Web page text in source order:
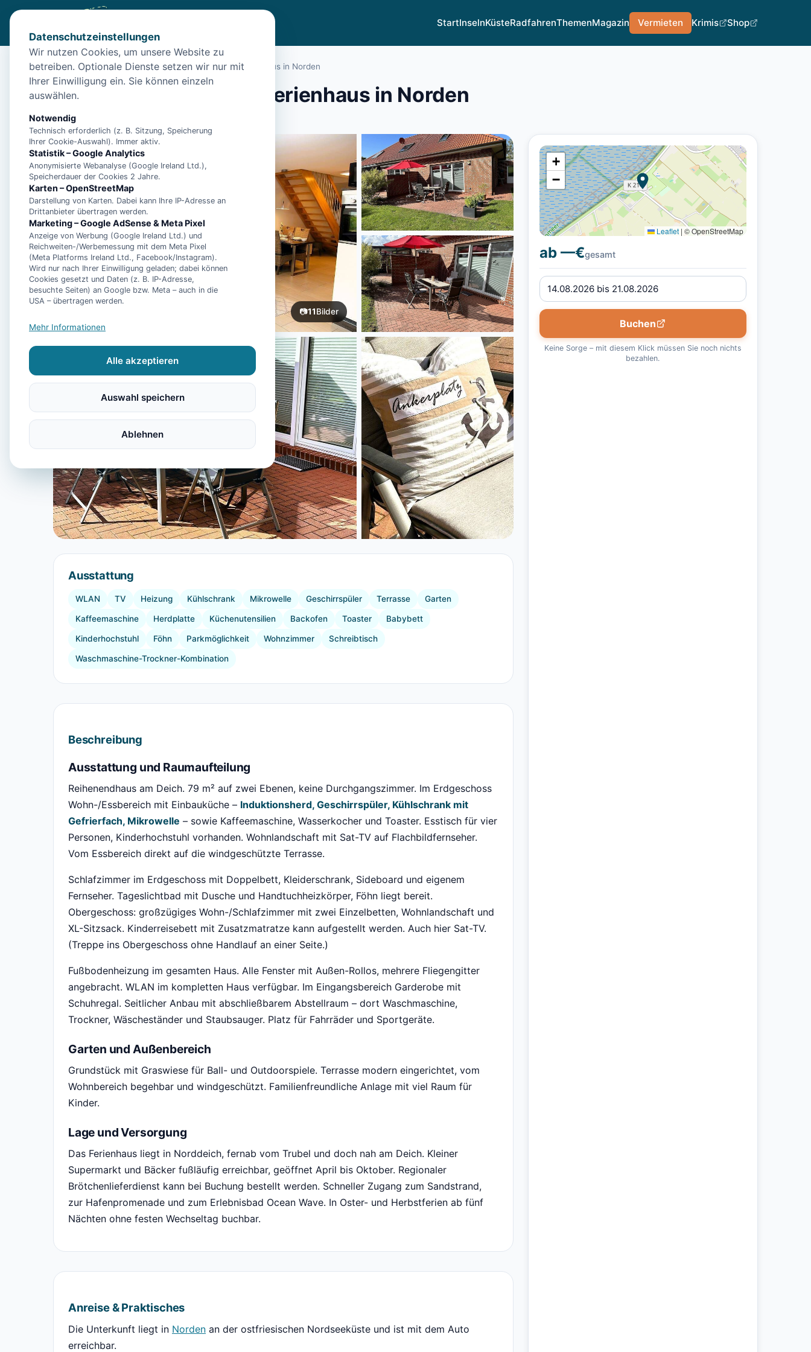
StartInselnKüsteRadfahrenThemenMagazin Vermieten Krimis Shop
Start Unterkünfte Norden/Familienfreundliches Ferienhaus in Norden
Familienfreundliches Ferienhaus in Norden
26506 Norden
📷11Bilder
Ausstattung
WLAN TV Heizung Kühlschrank Mikrowelle Geschirrspüler Terrasse Garten
Kaffeemaschine Herdplatte Küchenutensilien Backofen Toaster Babybett
Kinderhochstuhl Föhn Parkmöglichkeit Wohnzimmer Schreibtisch
Waschmaschine-Trockner-Kombination
Beschreibung
Ausstattung und Raumaufteilung
Reihenendhaus am Deich. 79 m² auf zwei Ebenen, keine Durchgangszimmer. Im Erdgeschoss
Wohn-/Essbereich mit Einbauküche – Induktionsherd, Geschirrspüler, Kühlschrank mit
Gefrierfach, Mikrowelle – sowie Kaffeemaschine, Wasserkocher und Toaster. Esstisch für vier
Personen, Kinderhochstuhl vorhanden. Wohnlandschaft mit Sat-TV auf Flachbildfernseher.
Vom Essbereich direkt auf die windgeschützte Terrasse.
Schlafzimmer im Erdgeschoss mit Doppelbett, Kleiderschrank, Sideboard und eigenem
Fernseher. Tageslichtbad mit Dusche und Handtuchheizkörper, Föhn liegt bereit.
Obergeschoss: großzügiges Wohn-/Schlafzimmer mit zwei Einzelbetten, Wohnlandschaft und
XL-Sitzsack. Kinderreisebett mit Zusatzmatratze kann aufgestellt werden. Auch hier Sat-TV.
(Treppe ins Obergeschoss ohne Handlauf an einer Seite.)
Fußbodenheizung im gesamten Haus. Alle Fenster mit Außen-Rollos, mehrere Fliegengitter
angebracht. WLAN im kompletten Haus verfügbar. Im Eingangsbereich Garderobe mit
Schuhregal. Seitlicher Anbau mit abschließbarem Abstellraum – dort Waschmaschine,
Trockner, Wäscheständer und Staubsauger. Platz für Fahrräder und Sportgeräte.
Garten und Außenbereich
Grundstück mit Graswiese für Ball- und Outdoorspiele. Terrasse modern eingerichtet, vom
Wohnbereich begehbar und windgeschützt. Familienfreundliche Anlage mit viel Raum für
Kinder.
Lage und Versorgung
Das Ferienhaus liegt in Norddeich, fernab vom Trubel und doch nah am Deich. Kleiner
Supermarkt und Bäcker fußläufig erreichbar, geöffnet April bis Oktober. Regionaler
Brötchenlieferdienst kann bei Buchung bestellt werden. Schneller Zugang zum Sandstrand,
zur Hafenpromenade und zum Erlebnisbad Ocean Wave. In Oster- und Herbstferien ab fünf
Nächten ohne festen Wechseltag buchbar.
Anreise & Praktisches
Die Unterkunft liegt in Norden an der ostfriesischen Nordseeküste und ist mit dem Auto
erreichbar.
+
−
Leaflet | © OpenStreetMap
ab —€gesamt
Buchen
Keine Sorge – mit diesem Klick müssen Sie noch nichts
bezahlen.
Datenschutzeinstellungen
Wir nutzen Cookies, um unsere Website zu
betreiben. Optionale Dienste setzen wir nur mit
Ihrer Einwilligung ein. Sie können einzeln
auswählen.
Notwendig
Technisch erforderlich (z. B. Sitzung, Speicherung
Ihrer Cookie-Auswahl). Immer aktiv.
Statistik – Google Analytics
Anonymisierte Webanalyse (Google Ireland Ltd.),
Speicherdauer der Cookies 2 Jahre.
Karten – OpenStreetMap
Darstellung von Karten. Dabei kann Ihre IP-Adresse an
Drittanbieter übertragen werden.
Marketing – Google AdSense & Meta Pixel
Anzeige von Werbung (Google Ireland Ltd.) und
Reichweiten-/Werbemessung mit dem Meta Pixel
(Meta Platforms Ireland Ltd., Facebook/Instagram).
Wird nur nach Ihrer Einwilligung geladen; dabei können
Cookies gesetzt und Daten (z. B. IP-Adresse,
besuchte Seiten) an Google bzw. Meta – auch in die
USA – übertragen werden.
Mehr Informationen
Alle akzeptieren
Auswahl speichern
Ablehnen